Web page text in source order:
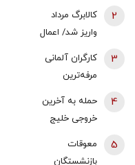
بقایی: شما
سخنگو
هستید، نه
سخن‌نگو!
کالابرگ مرداد
واریز شد/ اعمال
تغییرات جدید
در زمان بندی
2
کارگران آلمانی
مرفه‌ترین
حداقل دستمزد
در آلمان رشد
کرد
3
حمله به آخرین
خروجی خلیج
بازارها از تهدید
4
معوقات
بازنشستگان
5